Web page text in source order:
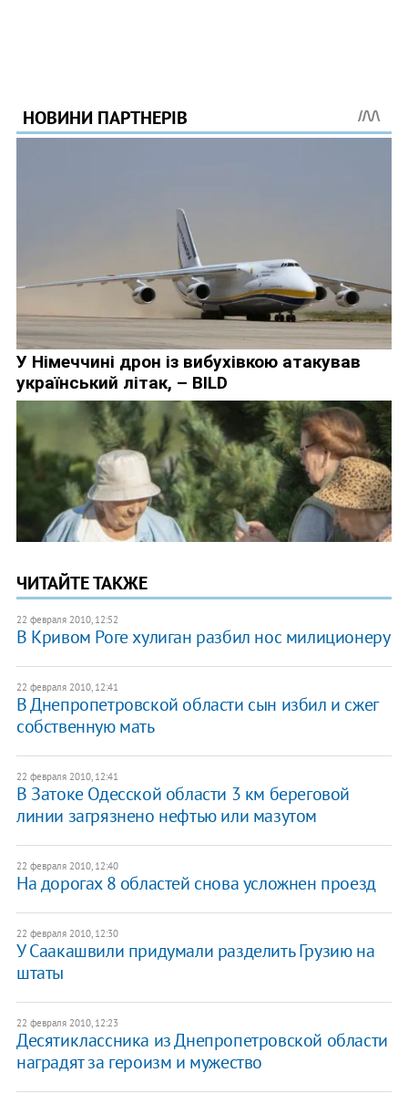
ЧИТАЙТЕ ТАКЖЕ
22 февраля 2010, 12:52
В Кривом Роге хулиган разбил нос милиционеру
22 февраля 2010, 12:41
В Днепропетровской области сын избил и сжег
собственную мать
22 февраля 2010, 12:41
В Затоке Одесской области 3 км береговой
линии загрязнено нефтью или мазутом
22 февраля 2010, 12:40
На дорогах 8 областей снова усложнен проезд
22 февраля 2010, 12:30
У Саакашвили придумали разделить Грузию на
штаты
22 февраля 2010, 12:23
Десятиклассника из Днепропетровской области
наградят за героизм и мужество